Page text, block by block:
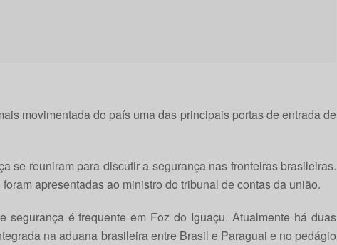
movimentada do país uma das principais portas de entrada de
se reuniram para discutir a segurança nas fronteiras brasileiras.
apresentadas ao ministro do tribunal de contas da união.
segurança é frequente em Foz do Iguaçu. Atualmente há duas
na aduana brasileira entre Brasil e Paraguai e no pedágio